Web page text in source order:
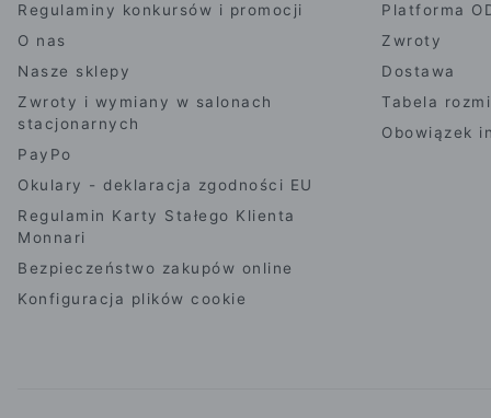
Regulaminy konkursów i promocji
O nas
Nasze sklepy
Zwroty i wymiany w salonach
stacjonarnych
PayPo
Okulary - deklaracja zgodności EU
Regulamin Karty Stałego Klienta
Monnari
Bezpieczeństwo zakupów online
Konfiguracja plików cookie
Platforma
Zwroty
Dostawa
Tabela
Obowiązek